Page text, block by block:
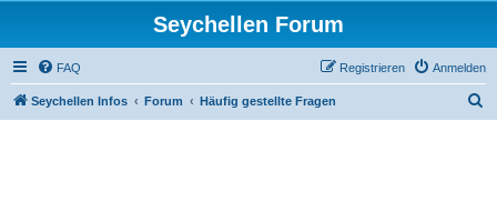
Seychellen Forum
FAQ Anmelden
Registrieren
Seychellen Infos Forum Häufig gestellte Fragen